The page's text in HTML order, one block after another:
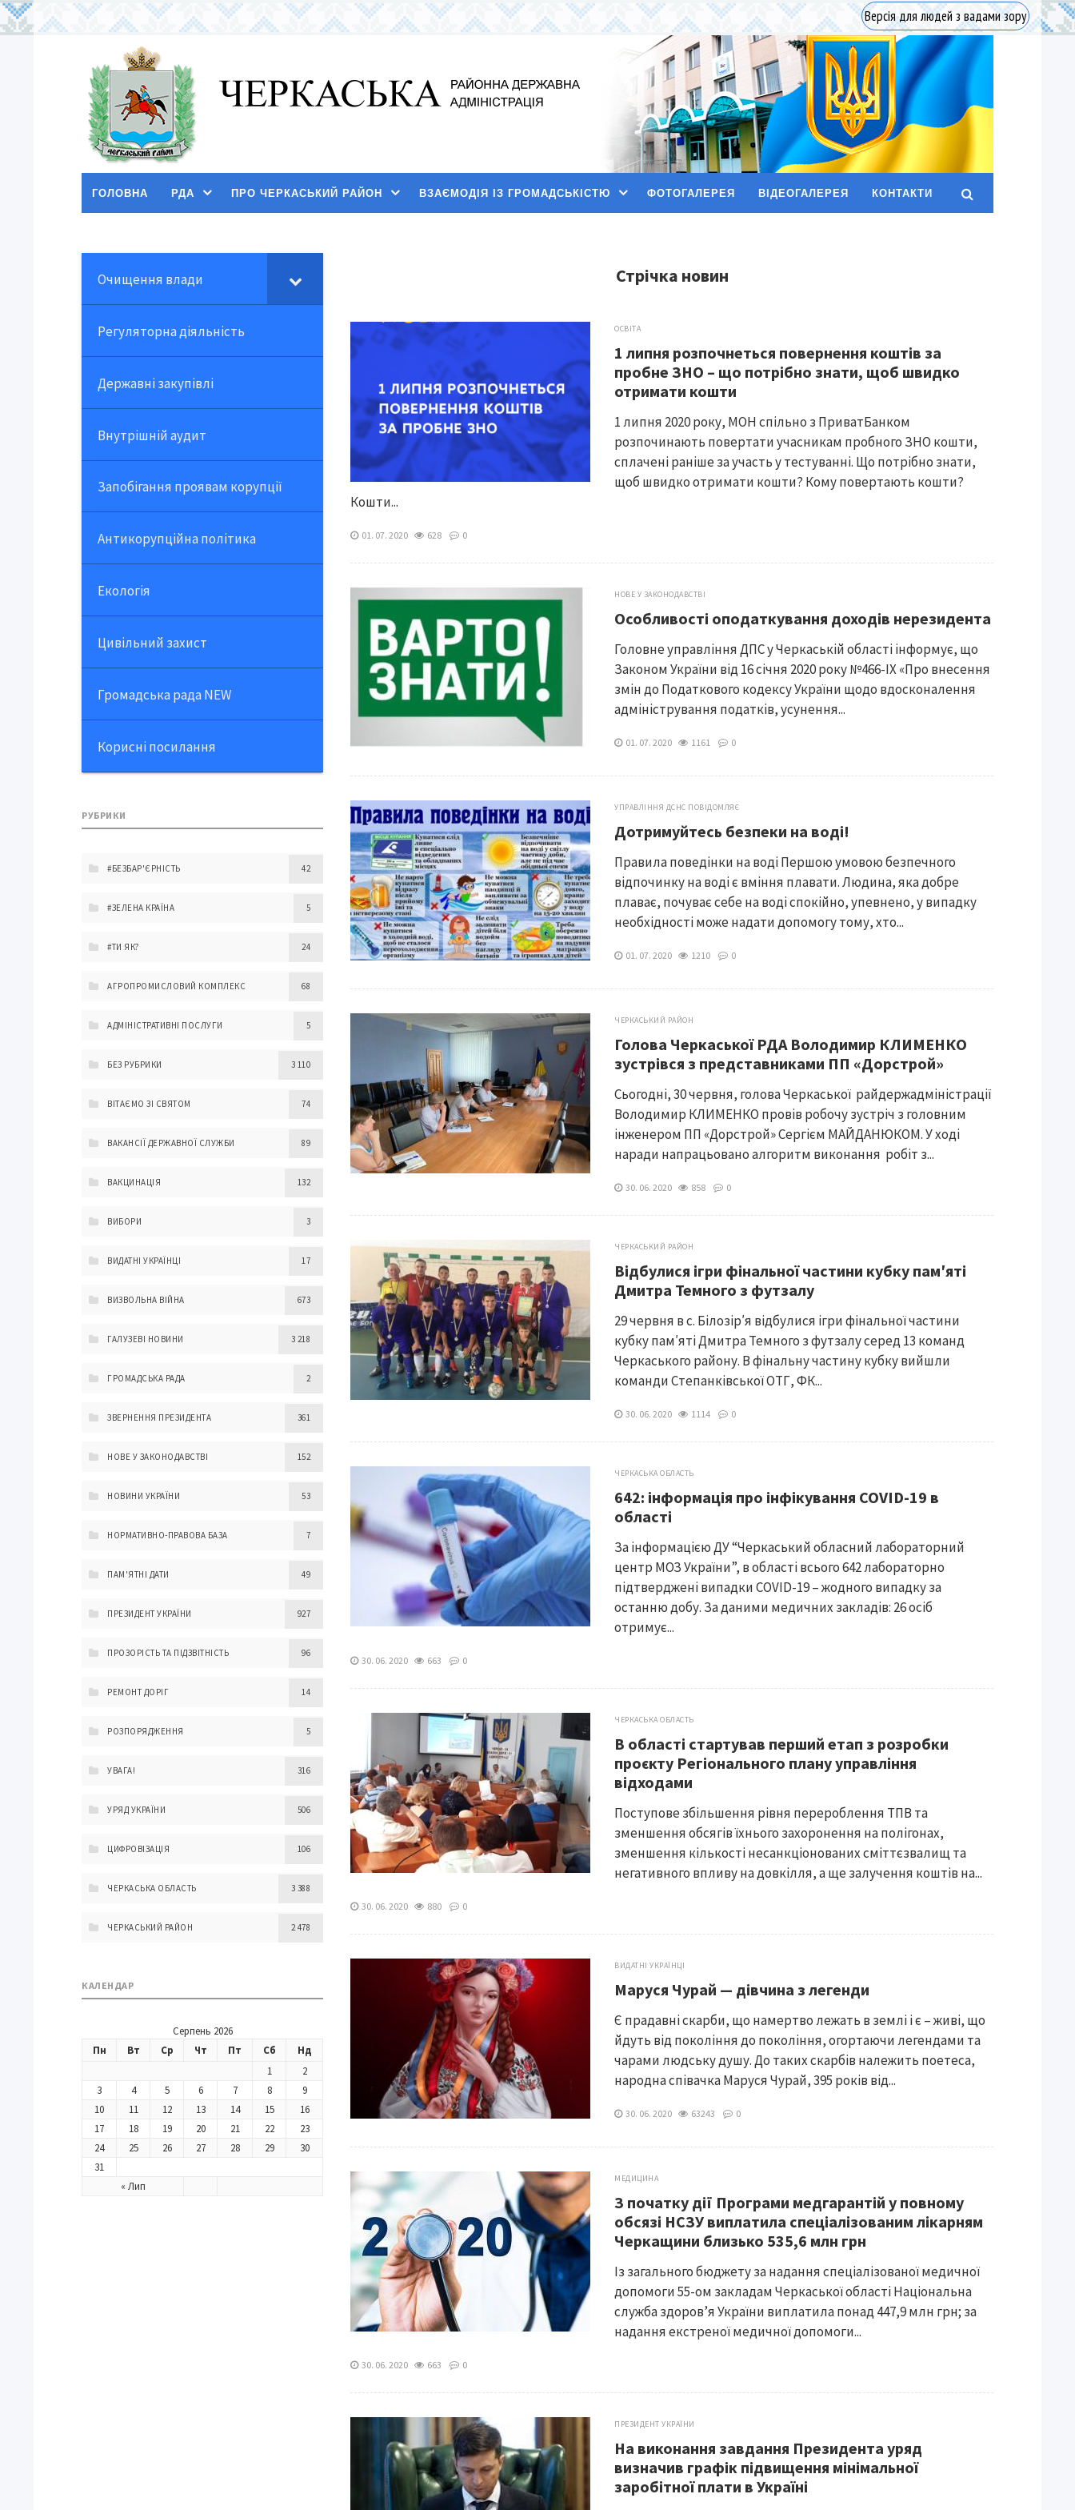
Версія для людей з вадами зору
ГОЛОВНА РДА ПРО ЧЕРКАСЬКИЙ РАЙОН ВЗАЄМОДІЯ ІЗ ГРОМАДСЬКІСТЮ ФОТОГАЛЕРЕЯ ВІДЕОГАЛЕРЕЯ КОНТАКТИ
Стрічка новин
ОСВІТА
1 липня розпочнеться повернення коштів за
пробне ЗНО – що потрібно знати, щоб швидко
отримати кошти
1 липня 2020 року, МОН спільно з ПриватБанком
розпочинають повертати учасникам пробного ЗНО кошти,
сплачені раніше за участь у тестуванні. Що потрібно знати,
щоб швидко отримати кошти? Кому повертають кошти?
Кошти...
01. 07. 2020 628 0
НОВЕ У ЗАКОНОДАВСТВІ
Особливості оподаткування доходів нерезидента
Головне управління ДПС у Черкаській області інформує, що
Законом України від 16 січня 2020 року №466-ІХ «Про внесення
змін до Податкового кодексу України щодо вдосконалення
адміністрування податків, усунення...
01. 07. 2020 1161 0
УПРАВЛІННЯ ДСНС ПОВІДОМЛЯЄ
Дотримуйтесь безпеки на воді!
Правила поведінки на воді Першою умовою безпечного
відпочинку на воді є вміння плавати. Людина, яка добре
плаває, почуває себе на воді спокійно, упевнено, у випадку
необхідності може надати допомогу тому, хто...
01. 07. 2020 1210 0
ЧЕРКАСЬКИЙ РАЙОН
Голова Черкаської РДА Володимир КЛИМЕНКО
зустрівся з представниками ПП «Дорстрой»
Сьогодні, 30 червня, голова Черкаської райдержадміністрації
Володимир КЛИМЕНКО провів робочу зустріч з головним
інженером ПП «Дорстрой» Сергієм МАЙДАНЮКОМ. У ході
наради напрацьовано алгоритм виконання робіт з...
30. 06. 2020 858 0
ЧЕРКАСЬКИЙ РАЙОН
Відбулися ігри фінальної частини кубку пам′яті
Дмитра Темного з футзалу
29 червня в с. Білозір′я відбулися ігри фінальної частини
кубку пам′яті Дмитра Темного з футзалу серед 13 команд
Черкаського району. В фінальну частину кубку вийшли
команди Степанківської ОТГ, ФК...
30. 06. 2020 1114 0
ЧЕРКАСЬКА ОБЛАСТЬ
642: інформація про інфікування COVID-19 в
області
За інформацією ДУ “Черкаський обласний лабораторний
центр МОЗ України”, в області всього 642 лабораторно
підтверджені випадки COVID-19 – жодного випадку за
останню добу. За даними медичних закладів: 26 осіб
отримує...
30. 06. 2020 663 0
ЧЕРКАСЬКА ОБЛАСТЬ
В області стартував перший етап з розробки
проєкту Регіонального плану управління
відходами
Поступове збільшення рівня перероблення ТПВ та
зменшення обсягів їхнього захоронення на полігонах,
зменшення кількості несанкціонованих сміттєзвалищ та
негативного впливу на довкілля, а ще залучення коштів на...
30. 06. 2020 880 0
ВИДАТНІ УКРАЇНЦІ
Маруся Чурай — дівчина з легенди
Є прадавні скарби, що намертво лежать в землі і є – живі, що
йдуть від покоління до покоління, огортаючи легендами та
чарами людську душу. До таких скарбів належить поетеса,
народна співачка Маруся Чурай, 395 років від...
30. 06. 2020 63243 0
МЕДИЦИНА
З початку дії Програми медгарантій у повному
обсязі НСЗУ виплатила спеціалізованим лікарням
Черкащини близько 535,6 млн грн
Із загального бюджету за надання спеціалізованої медичної
допомоги 55-ом закладам Черкаської області Національна
служба здоров’я України виплатила понад 447,9 млн грн; за
надання екстреної медичної допомоги...
30. 06. 2020 663 0
ПРЕЗИДЕНТ УКРАЇНИ
На виконання завдання Президента уряд
визначив графік підвищення мінімальної
заробітної плати в Україні
Очищення влади
Регуляторна діяльність
Державні закупівлі
Внутрішній аудит
Запобігання проявам корупції
Антикорупційна політика
Екологія
Цивільний захист
Громадська рада NEW
Корисні посилання
РУБРИКИ
#БЕЗБАР'ЄРНІСТЬ 42
#ЗЕЛЕНА КРАЇНА 5
#ТИ ЯК? 24
АГРОПРОМИСЛОВИЙ КОМПЛЕКС 68
АДМІНІСТРАТИВНІ ПОСЛУГИ 5
БЕЗ РУБРИКИ 3 110
ВІТАЄМО ЗІ СВЯТОМ 74
ВАКАНСІЇ ДЕРЖАВНОЇ СЛУЖБИ 89
ВАКЦИНАЦІЯ 132
ВИБОРИ 3
ВИДАТНІ УКРАЇНЦІ 17
ВИЗВОЛЬНА ВІЙНА 673
ГАЛУЗЕВІ НОВИНИ 3 218
ГРОМАДСЬКА РАДА 2
ЗВЕРНЕННЯ ПРЕЗИДЕНТА 361
НОВЕ У ЗАКОНОДАВСТВІ 152
НОВИНИ УКРАЇНИ 53
НОРМАТИВНО-ПРАВОВА БАЗА 7
ПАМ'ЯТНІ ДАТИ 49
ПРЕЗИДЕНТ УКРАЇНИ 927
ПРОЗОРІСТЬ ТА ПІДЗВІТНІСТЬ 96
РЕМОНТ ДОРІГ 14
РОЗПОРЯДЖЕННЯ 5
УВАГА! 316
УРЯД УКРАЇНИ 506
ЦИФРОВІЗАЦІЯ 106
ЧЕРКАСЬКА ОБЛАСТЬ 3 388
ЧЕРКАСЬКИЙ РАЙОН 2 478
КАЛЕНДАР
Серпень 2026
Пн
Вт Ср Чт Пт Сб Нд
« Лип
1
2
3
4 5 6 7 8
9
10
11 12 13 14 15
16
17
18 19 20 21 22
23
24
25 26 27 28 29
30
31